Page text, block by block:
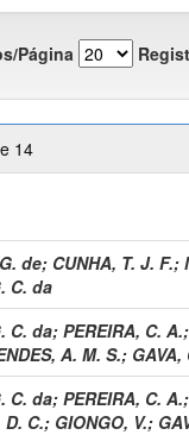
Página
14
de; CUNHA, T. J. F.;
C. da
C. da; PEREIRA, C. A.;
A. M. S.; GAVA,
C. da; PEREIRA, C. A.;
D. C.; GIONGO, V.;